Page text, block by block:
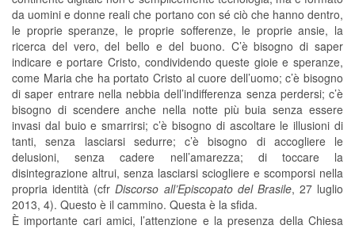
da uomini e donne reali che portano con sé ciò che hanno dentro,
le proprie speranze, le proprie sofferenze, le proprie ansie, la
ricerca del vero, del bello e del buono. C’è bisogno di saper
indicare e portare Cristo, condividendo queste gioie e speranze,
come Maria che ha portato Cristo al cuore dell’uomo; c’è bisogno
di saper entrare nella nebbia dell’indifferenza senza perdersi; c’è
bisogno di scendere anche nella notte più buia senza essere
invasi dal buio e smarrirsi; c’è bisogno di ascoltare le illusioni di
tanti, senza lasciarsi sedurre; c’è bisogno di accogliere le
delusioni, senza cadere nell’amarezza; di toccare la
disintegrazione altrui, senza lasciarsi sciogliere e scomporsi nella
propria identità (cfrDiscorso all’Episcopato del Brasile, 27 luglio
2013, 4). Questo è il cammino. Questa è la sfida.
È importante cari amici, l’attenzione e la presenza della Chiesa